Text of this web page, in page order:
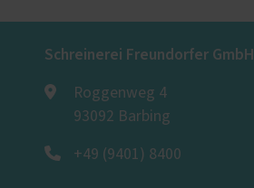
Schreinerei Freundorfer GmbH
Roggenweg 4
93092 Barbing
+49 (9401) 8400